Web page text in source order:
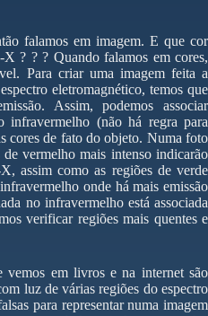
falamos em imagem. E que cor
? ? ? Quando falamos em cores,
Para criar uma imagem feita a
eletromagnético, temos que
Assim, podemos associar
infravermelho (não há regra para
cores de fato do objeto. Numa foto
vermelho mais intenso indicarão
assim como as regiões de verde
onde há mais emissão
no infravermelho está associada
verificar regiões mais quentes e
vemos em livros e na internet são
luz de várias regiões do espectro
para representar numa imagem